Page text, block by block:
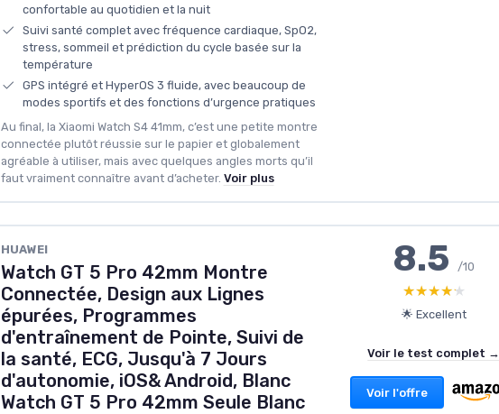
confortable au quotidien et la nuit
Suivi santé complet avec fréquence cardiaque, SpO2,
stress, sommeil et prédiction du cycle basée sur la
température
GPS intégré et HyperOS 3 fluide, avec beaucoup de
modes sportifs et des fonctions d’urgence pratiques
Au final, la Xiaomi Watch S4 41mm, c’est une petite montre
connectée plutôt réussie sur le papier et globalement
agréable à utiliser, mais avec quelques angles morts qu’il
faut vraiment connaître avant d’acheter. Voir plus
HUAWEI
Watch GT 5 Pro 42mm Montre
Connectée, Design aux Lignes
épurées, Programmes
d'entraînement de Pointe, Suivi de
la santé, ECG, Jusqu'à 7 Jours
d'autonomie, iOS& Android, Blanc
Watch GT 5 Pro 42mm Seule Blanc
8.5/10
★★★★★
★★★★★
🌟 Excellent
Voir le test complet →
Voir l'offre